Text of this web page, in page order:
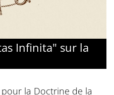
Infinita" sur la
la Doctrine de la